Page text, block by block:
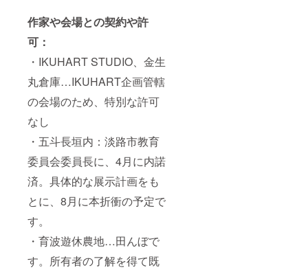
作家や会場との契約や許
可：
・IKUHART STUDIO、金生
丸倉庫…IKUHART企画管轄
の会場のため、特別な許可
なし
・五斗長垣内：淡路市教育
委員会委員長に、4月に内諾
済。具体的な展示計画をも
とに、8月に本折衝の予定で
す。
・育波遊休農地…田んぼで
す。所有者の了解を得て既